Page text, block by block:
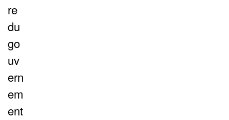
re
du
go
uv
ern
em
ent